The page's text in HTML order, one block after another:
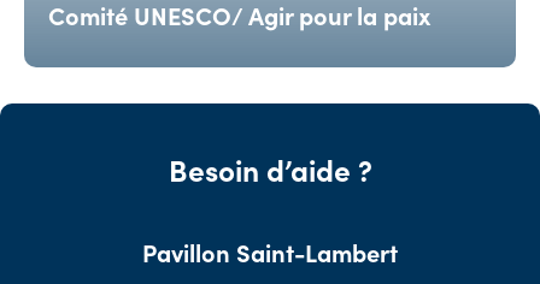
Comité UNESCO/ Agir pour la paix
Besoin d’aide ?
Pavillon Saint-Lambert